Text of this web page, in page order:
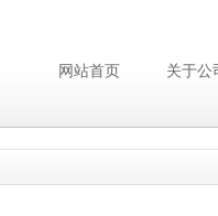
网站首页 关于公